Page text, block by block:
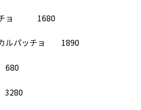
ッチョ 1680
カルパッチョ 1890
680
3280